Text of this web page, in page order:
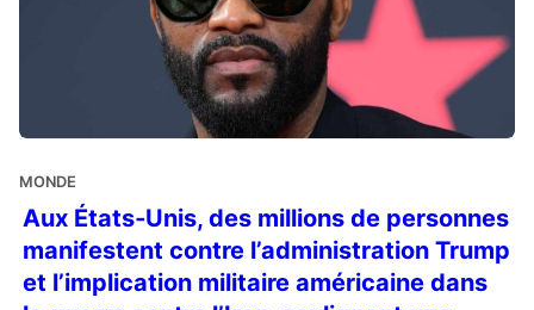
MONDE
Aux États‑Unis, des millions de personnes
manifestent contre l’administration Trump
et l’implication militaire américaine dans